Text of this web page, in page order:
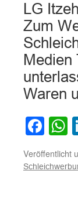
LG
Zum
Medien
Waren
Veröffentlicht